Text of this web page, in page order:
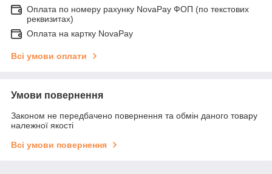
Оплата по номеру рахунку NovaPay ФОП (по текстових
реквизитах)
Оплата на картку NovaPay
Всі умови оплати
Умови повернення
Законом не передбачено повернення та обмін даного товару
належної якості
Всі умови повернення